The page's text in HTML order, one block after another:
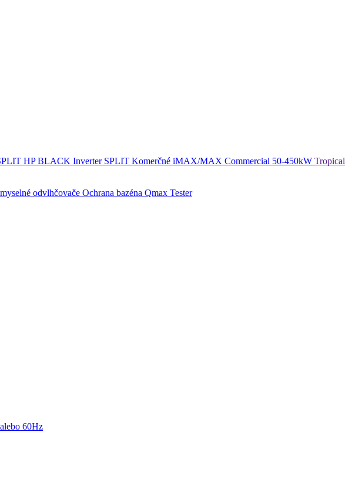
HP BLACK Inverter SPLIT Komerčné iMAX/MAX Commercial 50-450kW Tropical
odvlhčovače Ochrana bazéna Qmax Tester
60Hz